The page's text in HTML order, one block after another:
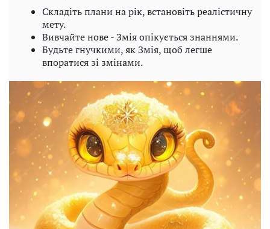
Складіть плани на рік, встановіть реалістичну
мету.
Вивчайте нове - Змія опікується знаннями.
Будьте гнучкими, як Змія, щоб легше
впоратися зі змінами.